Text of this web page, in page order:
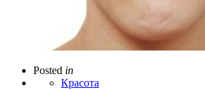
Posted in
Красота